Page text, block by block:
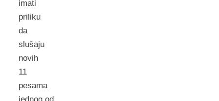
imati
priliku
da
slušaju
novih
11
pesama